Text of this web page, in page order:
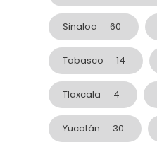
Sinaloa 60
Tabasco 14
Tlaxcala 4
Yucatán 30